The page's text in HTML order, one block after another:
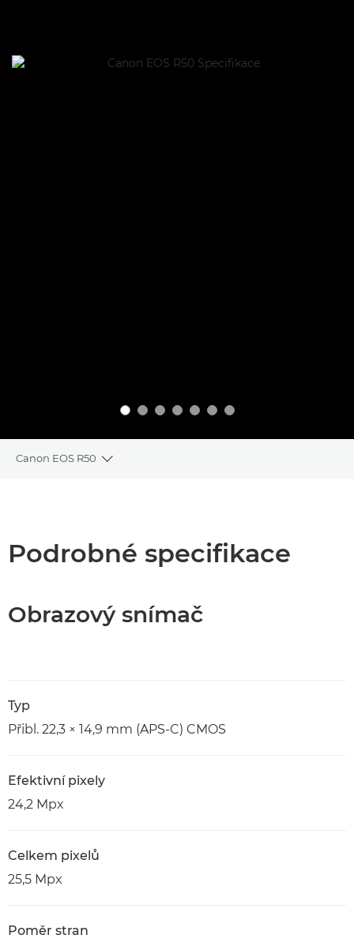
Canon EOS R50
Toggle breadcrumbs
Podrobné specifikace
Obrazový snímač
Typ
Přibl. 22,3 × 14,9 mm (APS-C) CMOS
Efektivní pixely
24,2 Mpx
Celkem pixelů
25,5 Mpx
Poměr stran